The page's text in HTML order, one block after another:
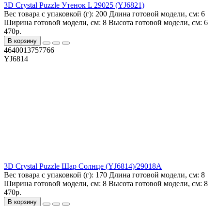
3D Crystal Puzzle Утенок L 29025 (YJ6821)
Вес товара с упаковкой (г): 200 Длина готовой модели, см: 6
Ширина готовой модели, см: 8 Высота готовой модели, см: 6
470р.
В корзину
4640013757766
YJ6814
3D Crystal Puzzle Шар Солнце (YJ6814)/29018А
Вес товара с упаковкой (г): 170 Длина готовой модели, см: 8
Ширина готовой модели, см: 8 Высота готовой модели, см: 8
470р.
В корзину